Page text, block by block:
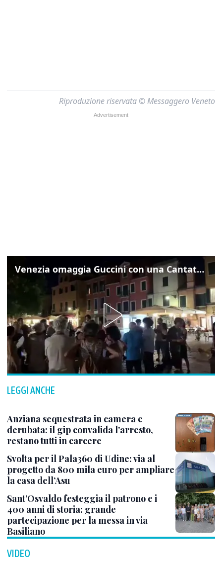
Riproduzione riservata © Messaggero Veneto
Venezia omaggia Guccini con una Cantata Anarchica in campo Santa Margherita
LEGGI ANCHE
Anziana sequestrata in camera e
derubata: il gip convalida l'arresto,
restano tutti in carcere
Svolta per il Pala360 di Udine: via al
progetto da 800 mila euro per ampliare
la casa dell’Asu
Sant’Osvaldo festeggia il patrono e i
400 anni di storia: grande
partecipazione per la messa in via
Basiliano
VIDEO